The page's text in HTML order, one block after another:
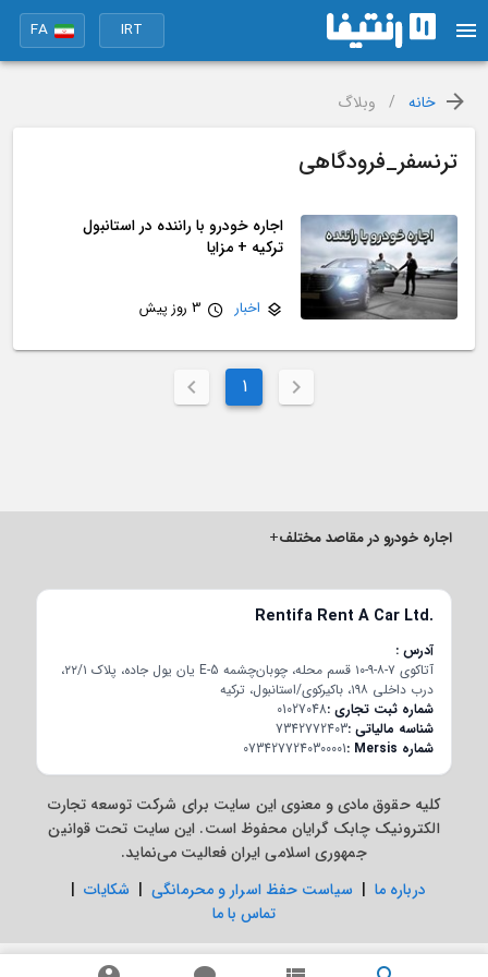
IRT
FA
خانه / وبلاگ
ترنسفر_فرودگاهی
اجاره خودرو با راننده در استانبول
ترکیه + مزایا
اخبار 3 روز پیش
1
اجاره خودرو در مقاصد مختلف+
Rentifa Rent A Car Ltd.
آدرس
آتاکوی ۷-۸-۹-۱۰ قسم محله، چوبان‌چشمه E-5 یان یول جاده، پلاک ۲۲/۱،
درب داخلی ۱۹۸، باکیرکوی/استانبول، ترکیه
شماره ثبت تجاری01027048
شناسه مالیاتی7342772403
شماره Mersis
0734277240300001
کلیه حقوق مادی و معنوی این سایت برای شرکت توسعه تجارت
الکترونیک چابک گرایان محفوظ است. این سایت تحت قوانین
جمهوری اسلامی ایران فعالیت می‌نماید.
درباره ما | سیاست حفظ اسرار و محرمانگی | شکایات |
تماس با ما